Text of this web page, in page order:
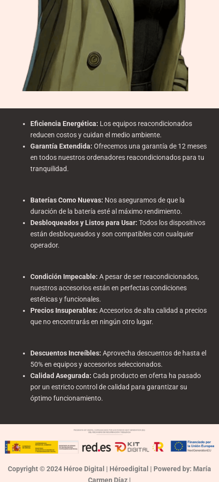
Eficiencia Energética: Los equipos reacondicionados
reducen costos y cuidan el medio ambiente.
Garantía Extendida: Ofrecemos una garantía de 12 meses
en todos nuestros ordenadores reacondicionados para tu
tranquilidad.
Baterías Como Nuevas: Nos aseguramos de que la
duración de la batería esté al máximo rendimiento.
Desbloqueados y Listos para Usar: Todos los dispositivos
están desbloqueados y son compatibles con cualquier
operador.
Condición Impecable: A pesar de ser reacondicionados,
nuestros accesorios están en perfectas condiciones
estéticas y funcionales.
Precios Insuperables: Accesorios de alta calidad a precios
que no encontrarás en ningún otro lugar.
Descuentos Increíbles: Aprovecha descuentos de hasta el
50% en equipos y accesorios seleccionados.
Calidad Asegurada: Cada producto en oferta ha pasado
por un estricto control de calidad para garantizar su
óptimo funcionamiento.
Copyright © 2024 Héroe Digital | Héroedigital | Powered by: María
Carmen Díaz |